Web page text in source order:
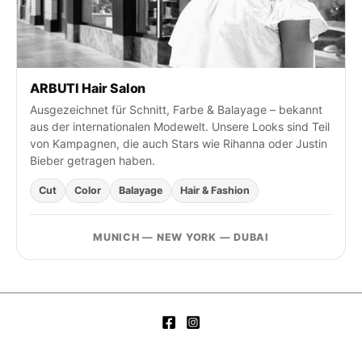
c
h
ARBUTI Hair Salon
Ausgezeichnet für Schnitt, Farbe & Balayage – bekannt
aus der internationalen Modewelt. Unsere Looks sind Teil
von Kampagnen, die auch Stars wie Rihanna oder Justin
Bieber getragen haben.
Cut Color Balayage Hair & Fashion
MUNICH — NEW YORK — DUBAI